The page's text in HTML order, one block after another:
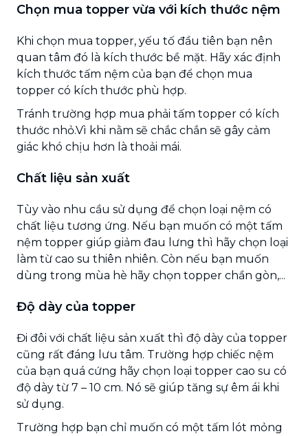
Chọn mua topper vừa với kích thước nệm
Khi chọn mua topper, yếu tố đầu tiên bạn nên
quan tâm đó là kích thước bề mặt. Hãy xác định
kích thước tấm nệm của bạn để chọn mua
topper có kích thước phù hợp.
Tránh trường hợp mua phải tấm topper có kích
thước nhỏ.Vì khi nằm sẽ chắc chắn sẽ gây cảm
giác khó chịu hơn là thoải mái.
Chất liệu sản xuất
Tùy vào nhu cầu sử dụng để chọn loại nệm có
chất liệu tương ứng. Nếu bạn muốn có một tấm
nệm topper giúp giảm đau lưng thì hãy chọn loại
làm từ cao su thiên nhiên. Còn nếu bạn muốn
dùng trong mùa hè hãy chọn topper chần gòn,...
Độ dày của topper
Đi đôi với chất liệu sản xuất thì độ dày của topper
cũng rất đáng lưu tâm. Trường hợp chiếc nệm
của bạn quá cứng hãy chọn loại topper cao su có
độ dày từ 7 – 10 cm. Nó sẽ giúp tăng sự êm ái khi
sử dụng.
Trường hợp bạn chỉ muốn có một tấm lót mỏng